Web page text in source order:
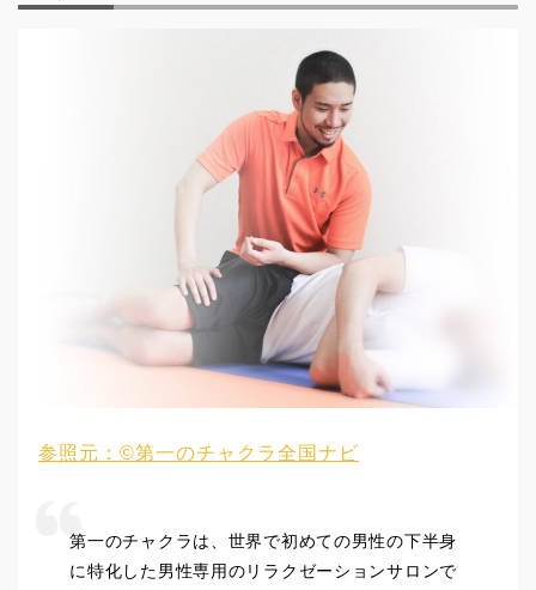
参照元：©第一のチャクラ全国ナビ
第一のチャクラは、世界で初めての男性の下半身
に特化した男性専用のリラクゼーションサロンで